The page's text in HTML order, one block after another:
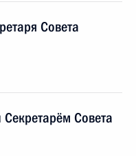
Совета
Совета